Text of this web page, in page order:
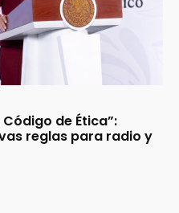
de Ética”:
reglas para radio y